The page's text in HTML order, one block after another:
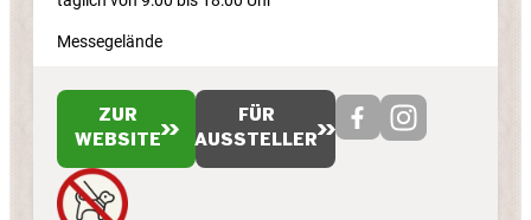
Messegelände
ZUR
WEBSITE
FÜR
AUSSTELLER